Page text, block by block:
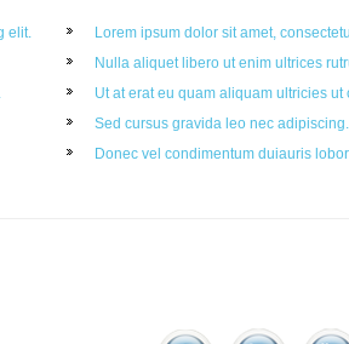
elit.
Lorem ipsum dolor sit amet,
Nulla aliquet libero ut enim ultrices
Ut at erat eu quam aliquam ultricies ut
Sed cursus gravida leo nec adipiscing.
Donec vel condimentum duiauris